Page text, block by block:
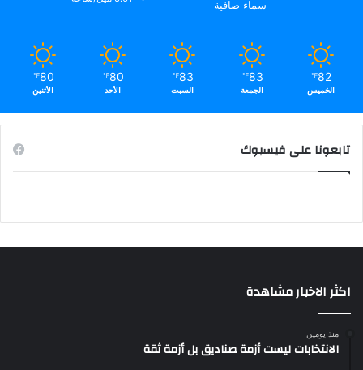
سماء صافية
82
℉
الخميس
83
℉
الجمعة
83
℉
السبت
80
℉
الأحد
80
℉
الأثنين
تابعونا على فيسبوك
اكثر الاخبار مشاهدة
منذ يومين
الانتخابات ليست أزمة صناديق بل أزمة ثقة